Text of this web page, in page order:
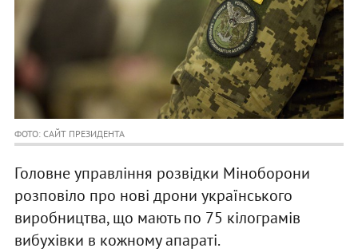
ФОТО: САЙТ ПРЕЗИДЕНТА
Головне управління розвідки Міноборони
розповіло про нові дрони українського
виробництва, що мають по 75 кілограмів
вибухівки в кожному апараті.